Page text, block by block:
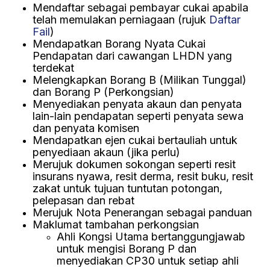
Mendaftar sebagai pembayar cukai apabila
telah memulakan perniagaan (rujuk Daftar
Fail)
Mendapatkan Borang Nyata Cukai
Pendapatan dari cawangan LHDN yang
terdekat
Melengkapkan Borang B (Milikan Tunggal)
dan Borang P (Perkongsian)
Menyediakan penyata akaun dan penyata
lain-lain pendapatan seperti penyata sewa
dan penyata komisen
Mendapatkan ejen cukai bertauliah untuk
penyediaan akaun (jika perlu)
Merujuk dokumen sokongan seperti resit
insurans nyawa, resit derma, resit buku, resit
zakat untuk tujuan tuntutan potongan,
pelepasan dan rebat
Merujuk Nota Penerangan sebagai panduan
Maklumat tambahan perkongsian
Ahli Kongsi Utama bertanggungjawab
untuk mengisi Borang P dan
menyediakan CP30 untuk setiap ahli